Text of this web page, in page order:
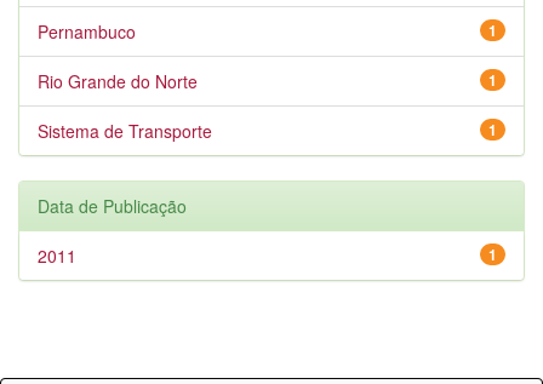
1
Pernambuco
1
Rio Grande do Norte
1
Sistema de Transporte
Data de Publicação
1
2011